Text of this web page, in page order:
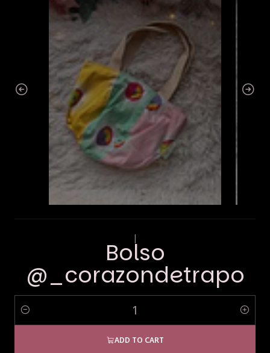
|
Bolso
@_corazondetrapo
Quantity
ADD TO CART